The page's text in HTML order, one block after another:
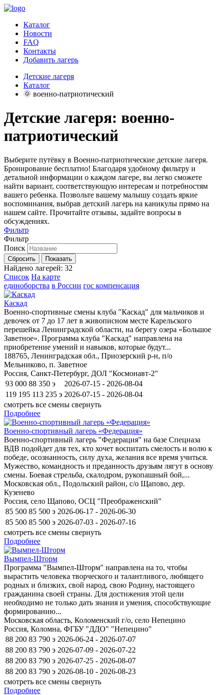
Каталог
Новости
FAQ
Контакты
Добавить лагерь
Детские лагеря
Каталог
🌞 военно-патриотический
Детские лагеря: военно-
патриотический
Выберите путёвку в Военно-патриотические детские лагеря.
Бронирование бесплатно! Благодаря удобному фильтру и
детальной информации о каждом лагере, вы легко сможете
найти вариант, соответствующую интересам и потребностям
вашего ребенка. Позвольте вашему малышу создать яркие
воспоминания, выбрав детский лагерь на каникулы прямо на
нашем сайте. Прочитайте отзывы, задайте вопросы в
обсуждениях.
Фильтр
Фильтр
Поиск
Сбросить Показать
Найдено лагерей: 32
Список На карте
единоборства в России гос компенсация
Каскад
Военно-спортивные смены клуба "Каскад" для мальчиков и
девочек от 7 до 17 лет в живописном месте Карельского
перешейка Ленинградской области, на берегу озера «Большое
Заветное». Программа клуба "Каскад" направлена на
приобретение умений и навыков, которые будут...
188765, Ленинградская обл., Приозерский р-н, п/о
Мельниково, п. Заветное
Россия, Санкт-Петербург, ДОЛ "Космонавт-2"
93 000 88 350 э
2026-07-15 - 2026-08-04
119 195 113 235 э 2026-07-15 - 2026-08-04
смотреть все смены свернуть
Подробнее
Военно-спортивный лагерь «Федерация»
Военно-спортивный лагерь "Федерация" на базе Спецназа
ВДВ подойдет для тех, кто хочет воспитать смелость и волю к
победе, осознанность, силу духа, желания все время учиться.
Мужество, командность и преданность друзьям лягут в основу
смены. Боевая стрельба, скалодром, рукопашный бой,...
Московская обл., Подольский район, с/о Щапово, дер.
Кузенево
Россия, село Щапово, ОСЦ "Преображенский"
85 500 85 500 э 2026-06-17 - 2026-06-30
85 500 85 500 э 2026-07-03 - 2026-07-16
смотреть все смены свернуть
Подробнее
Вымпел-Шторм
Программа "Вымпел-Шторм" направлена на то, чтобы
вырастить человека творческого и талантливого, любящего
родных и близких, свой народ, свою Родину, настоящего
гражданина своей страны. Для достижения этой цели
необходимо не только дать знания и умения, способствующие
формированию...
Московская область, Коломенский г/о, село Непецино
Россия, Коломна, ФГБУ "ДДО" "Непецино"
88 200 83 790 э 2026-06-24 - 2026-07-07
88 200 83 790 э 2026-07-09 - 2026-07-22
88 200 83 790 э 2026-07-25 - 2026-08-07
88 200 83 790 э 2026-08-10 - 2026-08-23
смотреть все смены свернуть
Подробнее